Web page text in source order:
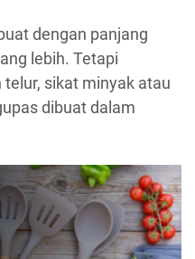
dengan panjang
lebih. Tetapi
telur, sikat minyak atau
dibuat dalam